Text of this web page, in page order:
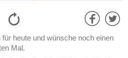
heute und wünsche noch einen
Mal.